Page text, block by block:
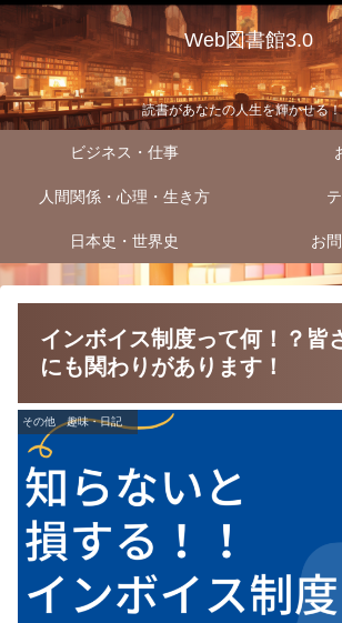
Web図書館3.0
読書があなたの人生を輝かせる
ビジネス・仕事
人間関係・心理・生き方
日本史・世界史 お
インボイス制度って何！？皆
にも関わりがあります！
その他 趣味・日記